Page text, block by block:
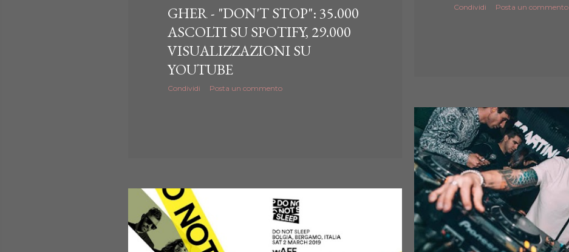
Condividi Posta un commento
GHER - "DON'T STOP": 35.000
ASCOLTI SU SPOTIFY, 29.000
VISUALIZZAZIONI SU
YOUTUBE
Condividi Posta un commento